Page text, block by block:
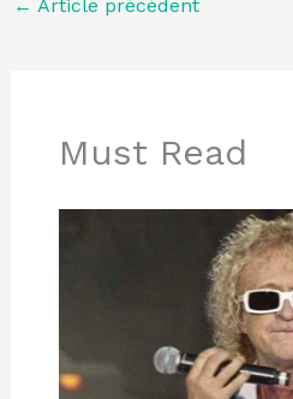
← Article précédent
Must Read